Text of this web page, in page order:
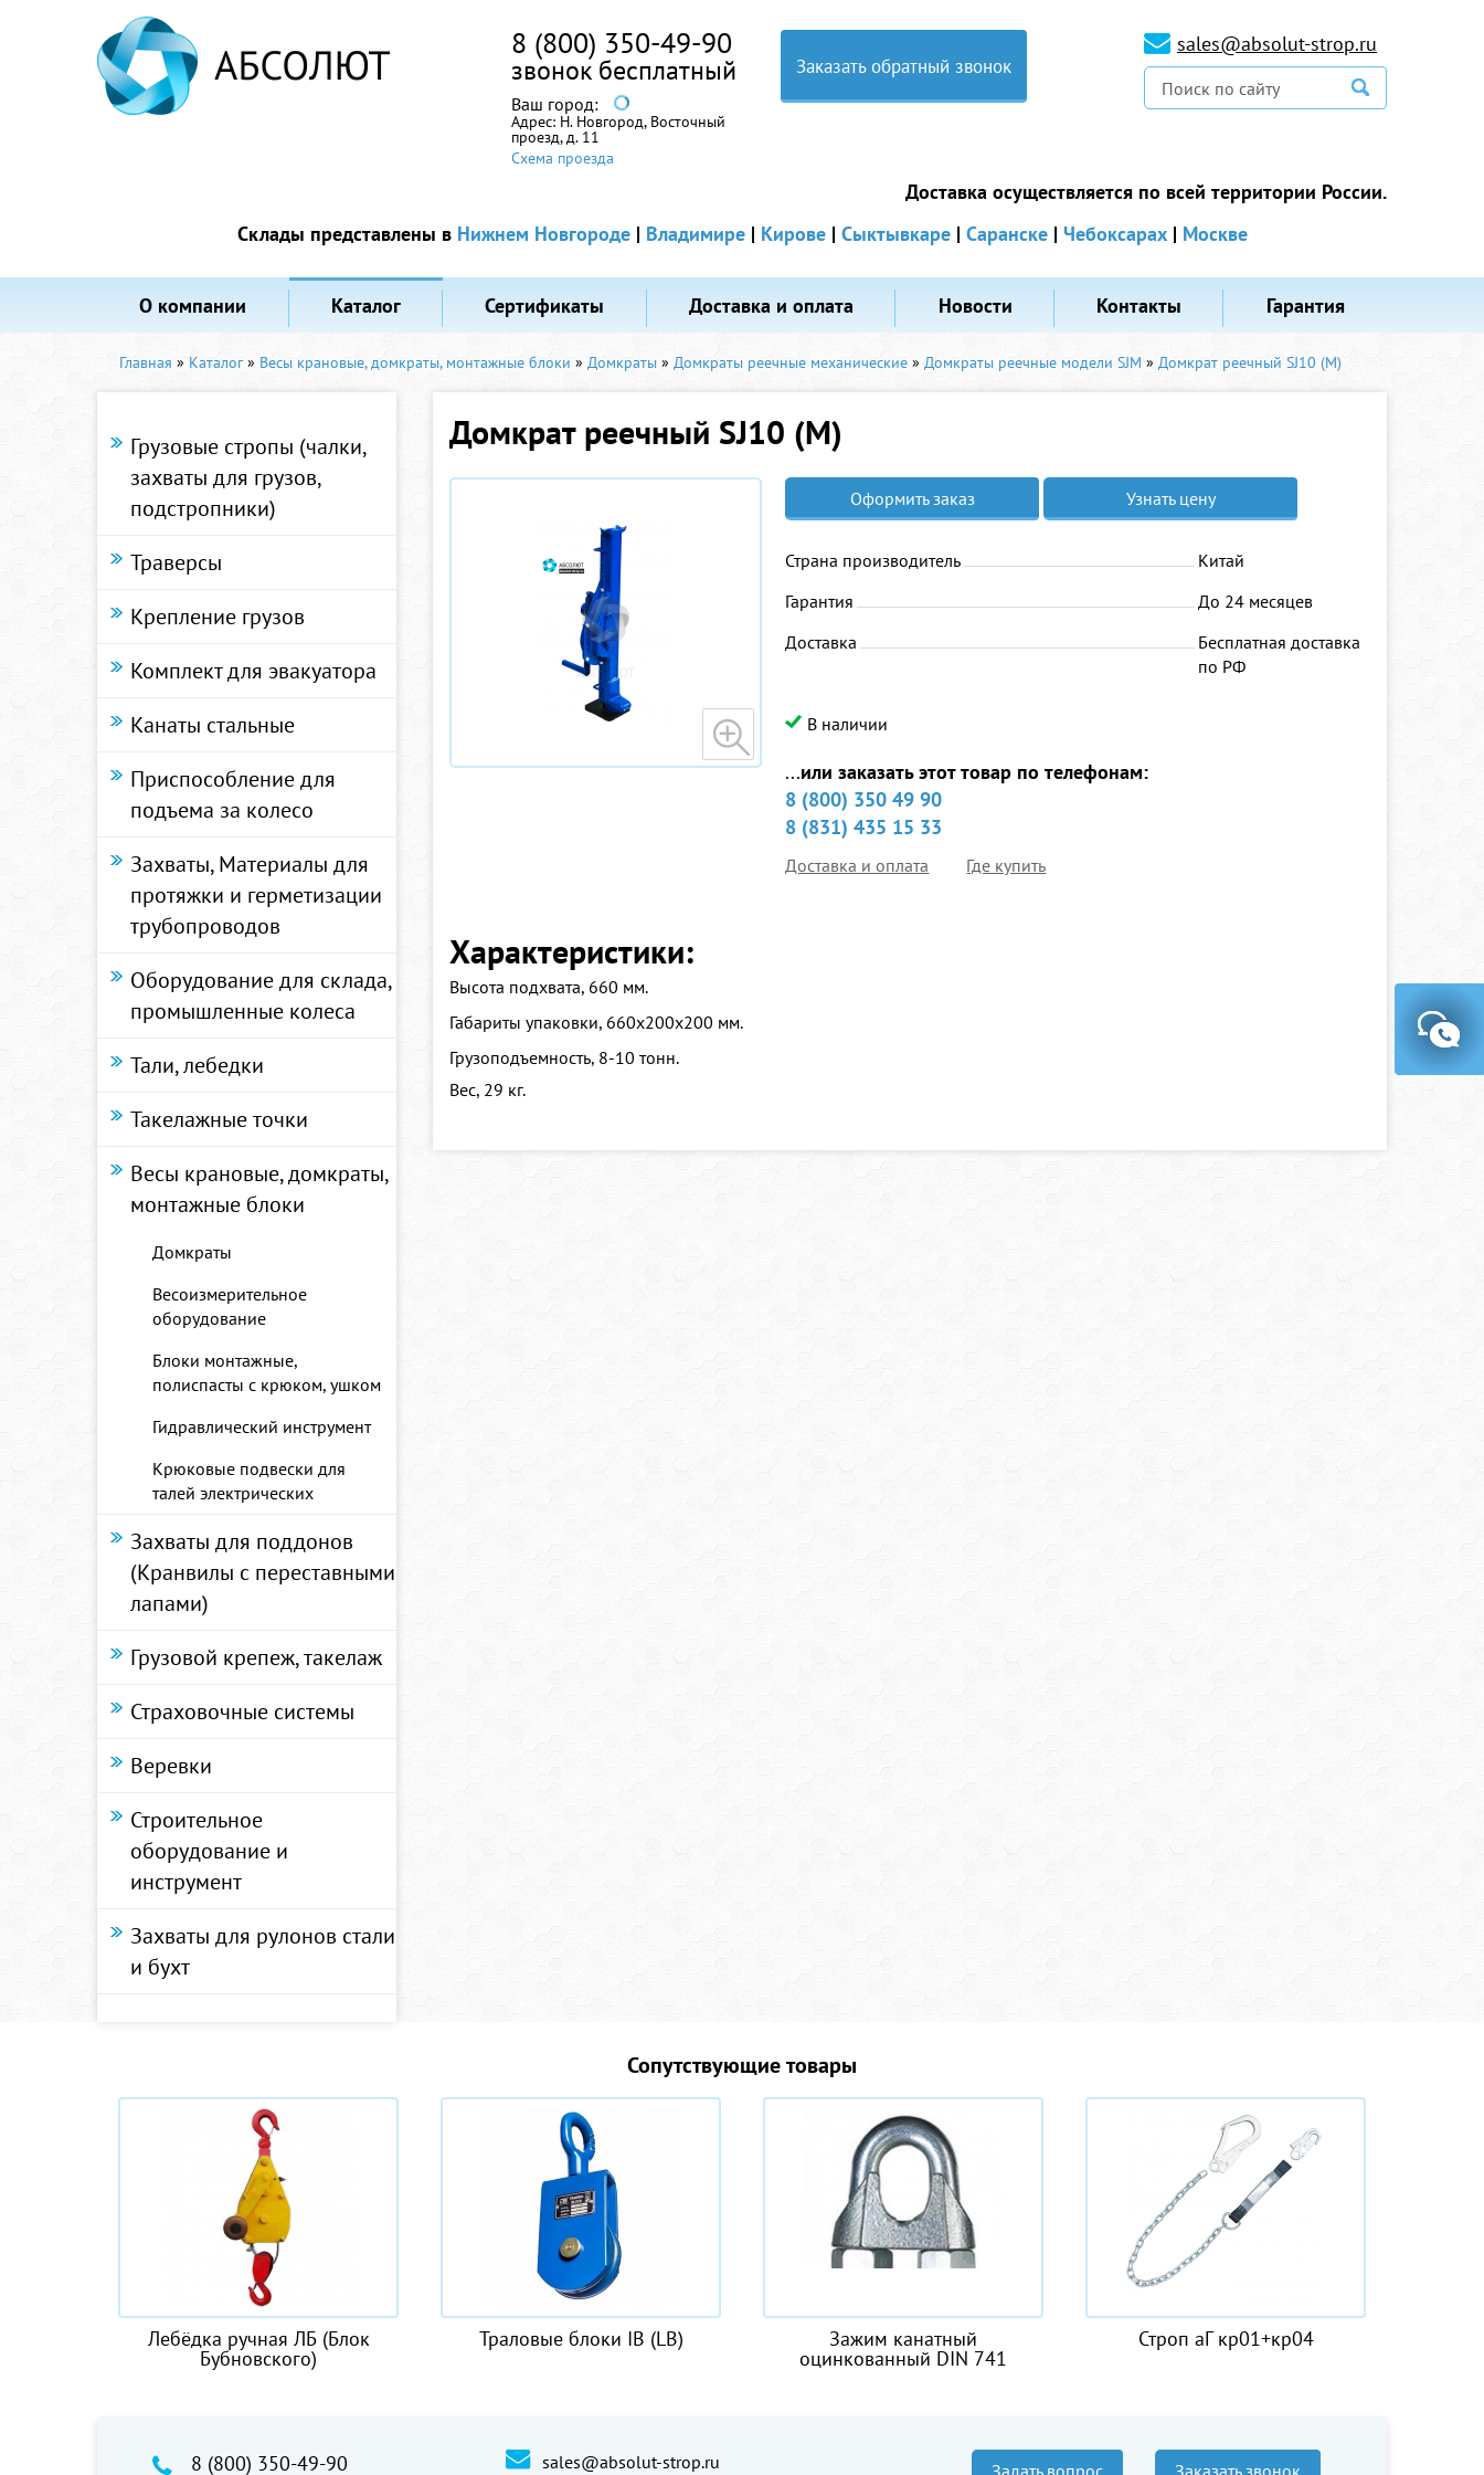
8 (800) 350-49-90
звонок бесплатный
Ваш город:
Адрес: Н. Новгород, Восточный
проезд, д. 11
Схема проезда
Заказать обратный звонок
sales@absolut-strop.ru
Доставка осуществляется по всей территории России.
Склады представлены в Нижнем Новгороде| Владимире| Кирове| Сыктывкаре| Саранске| Чебоксарах| Москве
О компании Каталог Сертификаты Доставка и оплата Новости Контакты Гарантия
Главная » Каталог» Весы крановые, домкраты, монтажные блоки » Домкраты » Домкраты реечные механические » Домкраты реечные модели SJM » Домкрат реечный SJ10 (M)
Грузовые стропы (чалки,
захваты для грузов,
подстропники)
Траверсы
Крепление грузов
Комплект для эвакуатора
Канаты стальные
Приспособление для
подъема за колесо
Захваты, Материалы для
протяжки и герметизации
трубопроводов
Оборудование для склада,
промышленные колеса
Тали, лебедки
Такелажные точки
Весы крановые, домкраты,
монтажные блоки
Домкраты
Весоизмерительное
оборудование
Блоки монтажные,
полиспасты с крюком, ушком
Гидравлический инструмент
Крюковые подвески для
талей электрических
Захваты для поддонов
(Кранвилы с переставными
лапами)
Грузовой крепеж, такелаж
Страховочные системы
Веревки
Строительное
оборудование и
инструмент
Захваты для рулонов стали
и бухт
Домкрат реечный SJ10 (M)
Оформить заказ Узнать цену
Страна производитель
Китай
Гарантия
До 24 месяцев
Доставка
Бесплатная доставка
по РФ
В наличии
...или заказать этот товар по телефонам:
8 (800) 350 49 90
8 (831) 435 15 33
Доставка и оплата Где купить
Характеристики:
Высота подхвата, 660 мм.
Габариты упаковки, 660х200х200 мм.
Грузоподъемность, 8-10 тонн.
Вес, 29 кг.
Сопутствующие товары
Траловые блоки IB (LB) Зажим канатный
оцинкованный DIN 741
Строп аГ кр01+кр04 Веревка полиамидная
крученая
8 (800) 350-49-90 sales@absolut-strop.ru Задать вопрос Заказать звонок